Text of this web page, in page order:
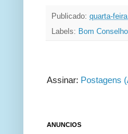
Publicado: quarta-
Labels: Bom Conselho
Assinar: Postagens
ANUNCIOS